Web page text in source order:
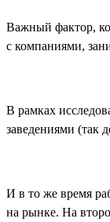
Важный фактор,
с компаниями,
В рамках
заведениями (так
И в то же время
на рынке. На